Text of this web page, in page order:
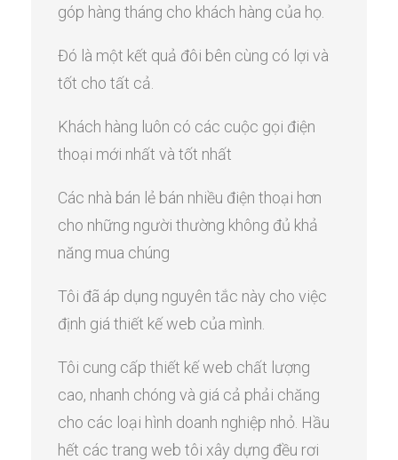
góp hàng tháng cho khách hàng của họ.
Đó là một kết quả đôi bên cùng có lợi và
tốt cho tất cả.
Khách hàng luôn có các cuộc gọi điện
thoại mới nhất và tốt nhất
Các nhà bán lẻ bán nhiều điện thoại hơn
cho những người thường không đủ khả
năng mua chúng
Tôi đã áp dụng nguyên tắc này cho việc
định giá thiết kế web của mình.
Tôi cung cấp thiết kế web chất lượng
cao, nhanh chóng và giá cả phải chăng
cho các loại hình doanh nghiệp nhỏ. Hầu
hết các trang web tôi xây dựng đều rơi